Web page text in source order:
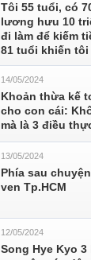
Tôi 55 tuổi, có
lương hưu 10
đi làm để kiếm
81 tuổi khiến
14/05/2024
Khoản thừa kế
cho con cái:
mà là 3 điều
13/05/2024
Phía sau
ven Tp.HCM
12/05/2024
Song Hye Kyo